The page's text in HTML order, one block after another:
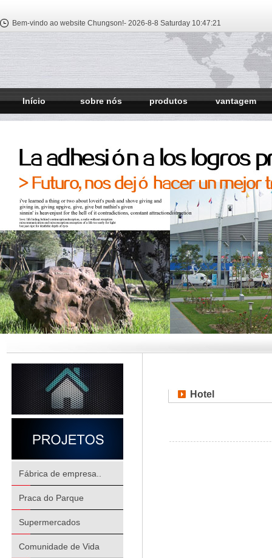
Bem-vindo ao website Chungson!- 2026-8-8 Saturday 10:47:22
Início sobre nós produtos vantagem
Fábrica de empresa..
Praca do Parque
Supermercados
Comunidade de Vida
Hotel